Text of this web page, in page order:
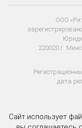
ООО
220020 г.
дата
Сайт использует